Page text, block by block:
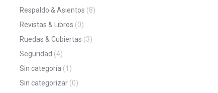
Respaldo & Asientos (8)
Revistas & Libros (0)
Ruedas & Cubiertas (3)
Seguridad (4)
Sin categoría (1)
Sin categorizar (0)